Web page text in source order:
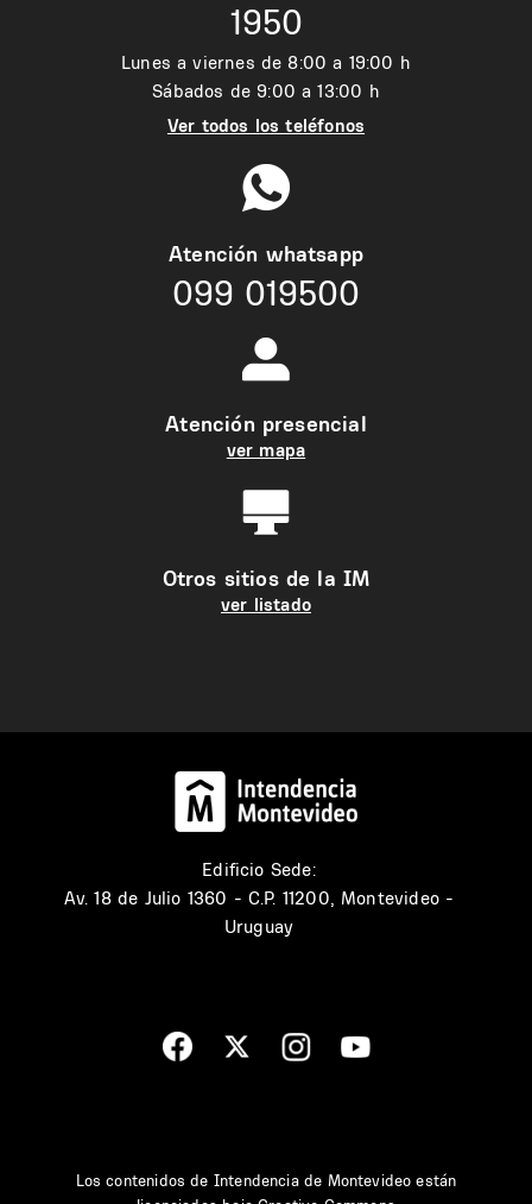
1950
Lunes a viernes de 8:00 a 19:00 h
Sábados de 9:00 a 13:00 h
Ver todos los teléfonos
Atención whatsapp
099 019500
Atención presencial
ver mapa
Otros sitios de la IM
ver listado
Edificio Sede:
Av. 18 de Julio 1360 - C.P. 11200, Montevideo -
Uruguay
Los contenidos de Intendencia de Montevideo están